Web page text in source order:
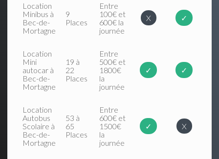
Location
Minibus à
Bec-de-
Mortagne
9
Places
Entre
100€ et
600€ la
journée
X ✓
Location
Mini
autocar à
Bec-de-
Mortagne
19 à
22
Places
Entre
500€ et
1800€
la
journée
✓ ✓
Location
Autobus
Scolaire à
Bec-de-
Mortagne
53 à
65
Places
Entre
600€ et
1500€
la
journée
✓ X